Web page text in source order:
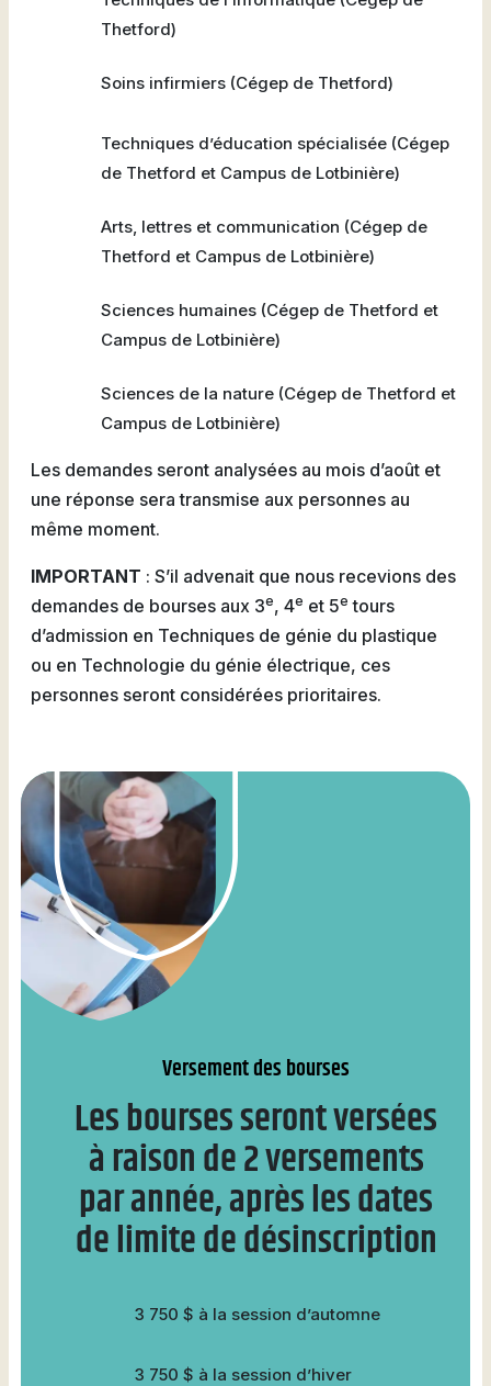
Thetford)
Soins infirmiers (Cégep de Thetford)
Techniques d’éducation spécialisée (Cégep
de Thetford et Campus de Lotbinière)
Arts, lettres et communication (Cégep de
Thetford et Campus de Lotbinière)
Sciences humaines (Cégep de Thetford et
Campus de Lotbinière)
Sciences de la nature (Cégep de Thetford et
Campus de Lotbinière)
Les demandes seront analysées au mois d’août et
une réponse sera transmise aux personnes au
même moment.
IMPORTANT : S’il advenait que nous recevions des
demandes de bourses aux 3e, 4e et 5e tours
d’admission en Techniques de génie du plastique
ou en Technologie du génie électrique, ces
personnes seront considérées prioritaires.
Versement des bourses
Les bourses seront versées
à raison de 2 versements
par année, après les dates
de limite de désinscription
3 750 $ à la session d’automne
3 750 $ à la session d’hiver